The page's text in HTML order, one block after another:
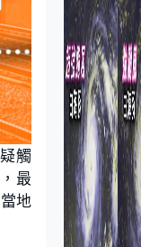
觸
最
地